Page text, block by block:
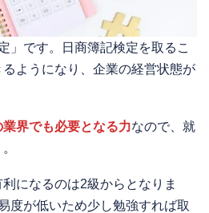
」です。日商簿記検定を取るこ
ようになり、企業の経営状態が
界でも必要となる力なので、就
になるのは2級からとなりま
度が低いため少し勉強すれば取